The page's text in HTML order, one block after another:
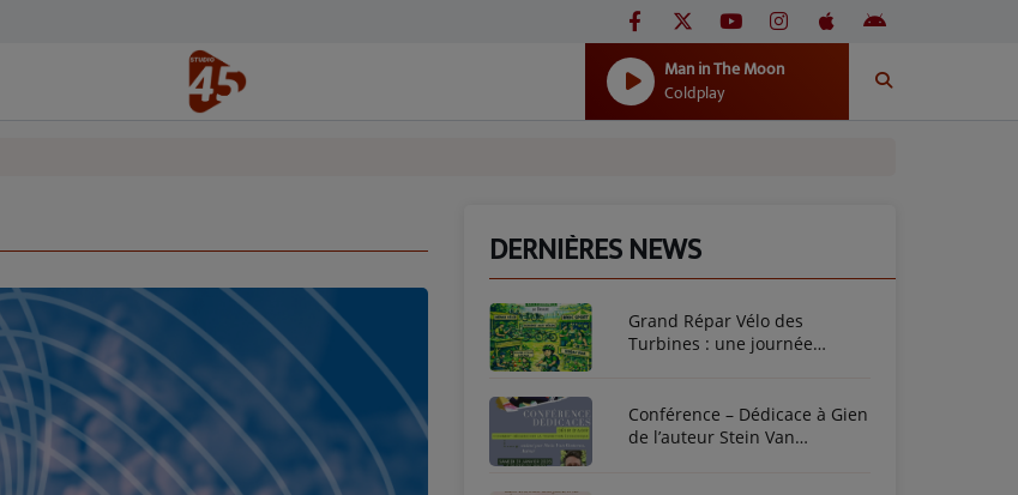
Man in The Moon
Coldplay
DERNIÈRES NEWS
Grand Répar Vélo des
Turbines : une journée
Conférence – Dédicace à Gien
de l’auteur Stein Van